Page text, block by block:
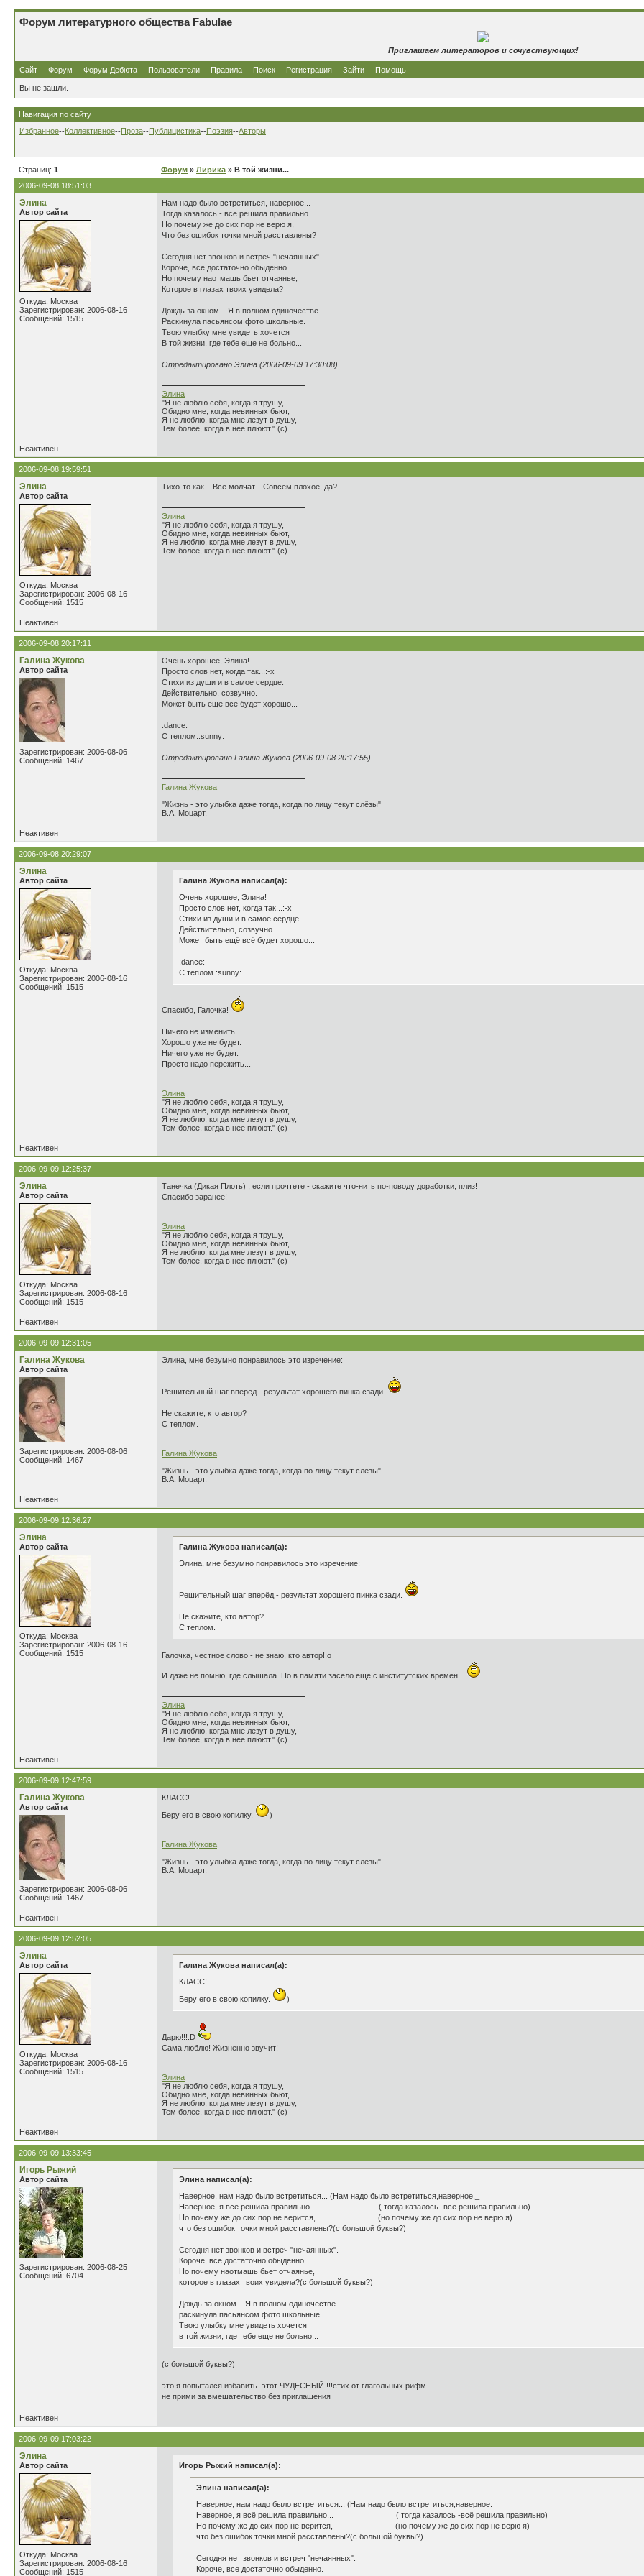
Форум литературного общества Fabulae
Приглашаем литераторов и сочувствующих!
Сайт Форум Форум Дебюта Пользователи Правила Поиск Регистрация Зайти Помощь
Вы не зашли.
Навигация по сайту
Избранное--Коллективное--Проза--Публицистика--Поэзия--Авторы
Страниц: 1 Форум » Лирика » В той жизни...
2006-09-08 18:51:03
Элина
Автор сайта
Откуда: Москва
Зарегистрирован: 2006-08-16
Сообщений: 1515
Нам надо было встретиться, наверное...
Тогда казалось - всё решила правильно.
Но почему же до сих пор не верю я,
Что без ошибок точки мной расставлены?
Сегодня нет звонков и встреч "нечаянных".
Короче, все достаточно обыденно.
Но почему наотмашь бьет отчаянье,
Которое в глазах твоих увидела?
Дождь за окном... Я в полном одиночестве
Раскинула пасьянсом фото школьные.
Твою улыбку мне увидеть хочется
В той жизни, где тебе еще не больно...
Отредактировано Элина (2006-09-09 17:30:08)
Элина
"Я не люблю себя, когда я трушу,
Обидно мне, когда невинных бьют,
Я не люблю, когда мне лезут в душу,
Тем более, когда в нее плюют." (с)
Неактивен
2006-09-08 19:59:51
Элина
Автор сайта
Откуда: Москва
Зарегистрирован: 2006-08-16
Сообщений: 1515
Тихо-то как... Все молчат... Совсем плохое, да?
Элина
"Я не люблю себя, когда я трушу,
Обидно мне, когда невинных бьют,
Я не люблю, когда мне лезут в душу,
Тем более, когда в нее плюют." (с)
Неактивен
2006-09-08 20:17:11
Галина Жукова
Автор сайта
Зарегистрирован: 2006-08-06
Сообщений: 1467
Очень хорошее, Элина!
Просто слов нет, когда так...:-x
Стихи из души и в самое сердце.
Действительно, созвучно.
Может быть ещё всё будет хорошо...
:dance:
С теплом.:sunny:
Отредактировано Галина Жукова (2006-09-08 20:17:55)
Галина Жукова
"Жизнь - это улыбка даже тогда, когда по лицу текут слёзы"
В.А. Моцарт.
Неактивен
2006-09-08 20:29:07
Элина
Автор сайта
Откуда: Москва
Зарегистрирован: 2006-08-16
Сообщений: 1515
Галина Жукова написал(а):
Очень хорошее, Элина!
Просто слов нет, когда так...:-x
Стихи из души и в самое сердце.
Действительно, созвучно.
Может быть ещё всё будет хорошо...
:dance:
С теплом.:sunny:
Спасибо, Галочка!
Ничего не изменить.
Хорошо уже не будет.
Ничего уже не будет.
Просто надо пережить...
Элина
"Я не люблю себя, когда я трушу,
Обидно мне, когда невинных бьют,
Я не люблю, когда мне лезут в душу,
Тем более, когда в нее плюют." (с)
Неактивен
2006-09-09 12:25:37
Элина
Автор сайта
Откуда: Москва
Зарегистрирован: 2006-08-16
Сообщений: 1515
Танечка (Дикая Плоть) , если прочтете - скажите что-нить по-поводу доработки, плиз!
Спасибо заранее!
Элина
"Я не люблю себя, когда я трушу,
Обидно мне, когда невинных бьют,
Я не люблю, когда мне лезут в душу,
Тем более, когда в нее плюют." (с)
Неактивен
2006-09-09 12:31:05
Галина Жукова
Автор сайта
Зарегистрирован: 2006-08-06
Сообщений: 1467
Элина, мне безумно понравилось это изречение:
Решительный шаг вперёд - результат хорошего пинка сзади.
Не скажите, кто автор?
С теплом.
Галина Жукова
"Жизнь - это улыбка даже тогда, когда по лицу текут слёзы"
В.А. Моцарт.
Неактивен
2006-09-09 12:36:27
Элина
Автор сайта
Откуда: Москва
Зарегистрирован: 2006-08-16
Сообщений: 1515
Галина Жукова написал(а):
Элина, мне безумно понравилось это изречение:
Решительный шаг вперёд - результат хорошего пинка сзади.
Не скажите, кто автор?
С теплом.
Галочка, честное слово - не знаю, кто автор!:o
И даже не помню, где слышала. Но в памяти засело еще с институтских времен....
Элина
"Я не люблю себя, когда я трушу,
Обидно мне, когда невинных бьют,
Я не люблю, когда мне лезут в душу,
Тем более, когда в нее плюют." (с)
Неактивен
2006-09-09 12:47:59
Галина Жукова
Автор сайта
Зарегистрирован: 2006-08-06
Сообщений: 1467
КЛАСС!
Беру его в свою копилку.
)
Галина Жукова
"Жизнь - это улыбка даже тогда, когда по лицу текут слёзы"
В.А. Моцарт.
Неактивен
2006-09-09 12:52:05
Элина
Автор сайта
Откуда: Москва
Зарегистрирован: 2006-08-16
Сообщений: 1515
Галина Жукова написал(а):
КЛАСС!
Беру его в свою копилку.
)
Дарю!!!:D
Сама люблю! Жизненно звучит!
Элина
"Я не люблю себя, когда я трушу,
Обидно мне, когда невинных бьют,
Я не люблю, когда мне лезут в душу,
Тем более, когда в нее плюют." (с)
Неактивен
2006-09-09 13:33:45
Игорь Рыжий
Автор сайта
Зарегистрирован: 2006-08-25
Сообщений: 6704
Элина написал(а):
Наверное, нам надо было встретиться... (Нам надо было встретиться,наверное._
Наверное, я всё решила правильно... ( тогда казалось -всё решила правильно)
Но почему же до сих пор не верится, (но почему же до сих пор не верю я)
что без ошибок точки мной расставлены?(с большой буквы?)
Сегодня нет звонков и встреч "нечаянных".
Короче, все достаточно обыденно.
Но почему наотмашь бьет отчаянье,
которое в глазах твоих увидела?(с большой буквы?)
Дождь за окном... Я в полном одиночестве
раскинула пасьянсом фото школьные.
Твою улыбку мне увидеть хочется
в той жизни, где тебе еще не больно...
(с большой буквы?)
это я попытался избавить этот ЧУДЕСНЫЙ !!!стих от глагольных рифм
не прими за вмешательство без приглашения
Неактивен
2006-09-09 17:03:22
Элина
Автор сайта
Откуда: Москва
Зарегистрирован: 2006-08-16
Сообщений: 1515
Игорь Рыжий написал(а):
Элина написал(а):
Наверное, нам надо было встретиться... (Нам надо было встретиться,наверное._
Наверное, я всё решила правильно... ( тогда казалось -всё решила правильно)
Но почему же до сих пор не верится, (но почему же до сих пор не верю я)
что без ошибок точки мной расставлены?(с большой буквы?)
Сегодня нет звонков и встреч "нечаянных".
Короче, все достаточно обыденно.